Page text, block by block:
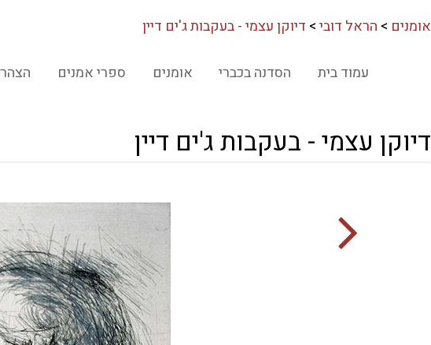
אומנים > הראל דובי> דיוקן עצמי - בעקבות ג'ים דיין
ספרי אמנים אומנים הסדנה בכברי עמוד בית
דיוקן עצמי - בעקבות ג'ים דיין